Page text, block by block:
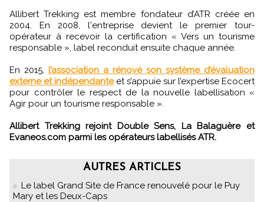
Allibert Trekking est membre fondateur d’ATR créée en
2004. En 2008, l'entreprise devient le premier tour-
opérateur à recevoir la certification « Vers un tourisme
responsable », label reconduit ensuite chaque année.
En 2015, l’association a rénové son système d’évaluation
externe et indépendanteet s’appuie sur l’expertise Ecocert
pour contrôler le respect de la nouvelle labellisation «
Agir pour un tourisme responsable ».
Allibert Trekking rejoint Double Sens, La Balaguère et
Evaneos.com parmi les opérateurs labellisés ATR.
AUTRES ARTICLES
Le label Grand Site de France renouvelé pour le Puy
Mary et les Deux-Caps